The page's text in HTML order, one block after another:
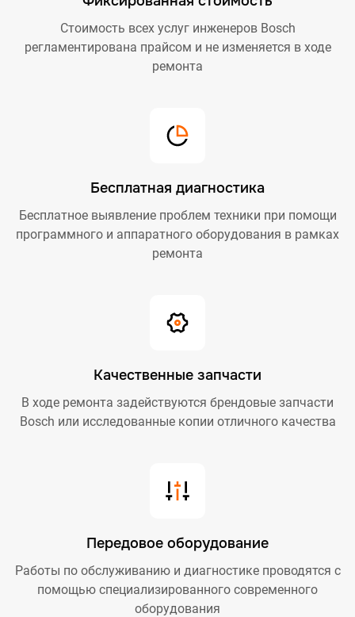
Стоимость всех услуг инженеров Bosch
регламентирована прайсом и не изменяется в ходе
ремонта
Бесплатная диагностика
Бесплатное выявление проблем техники при помощи
программного и аппаратного оборудования в рамках
ремонта
Качественные запчасти
В ходе ремонта задействуются брендовые запчасти
Bosch или исследованные копии отличного качества
Передовое оборудование
Работы по обслуживанию и диагностике проводятся с
помощью специализированного современного
оборудования